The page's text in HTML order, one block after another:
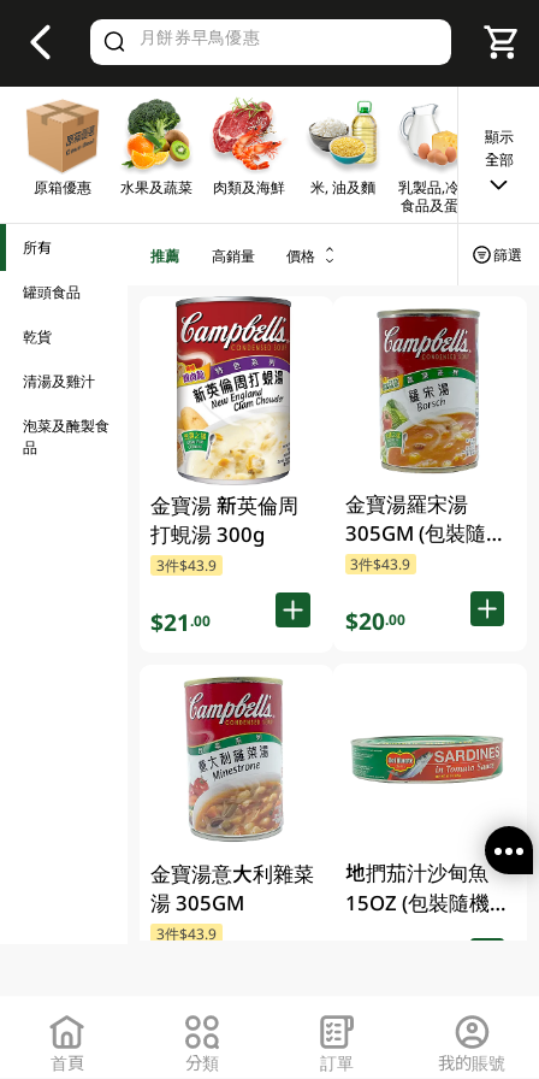
Valid Until 30 June 2026
原箱優惠 水果及蔬菜 肉類及海鮮 米, 油及麵
乳製品,冷凍
食品及蛋類
早餐
顯示
全部
所有
罐頭食品
乾貨
清湯及雞汁
泡菜及醃製食
品
推薦 高銷量 價格 篩選
金寶湯 新英倫周
打蜆湯 300g
3件$43.9
$21.00
金寶湯意大利雜菜
湯 305GM
3件$43.9
金寶湯羅宋湯
305GM (包裝隨機
發放)
3件$43.9
$20.00
地捫茄汁沙甸魚
15OZ (包裝隨機發
首頁 分類 訂單 我的賬號